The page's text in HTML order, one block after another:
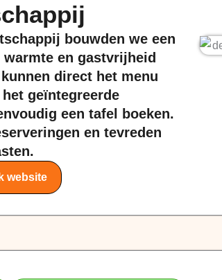
bouwden we een
en gastvrijheid
direct het menu
geïntegreerde
een tafel boeken.
en tevreden
website